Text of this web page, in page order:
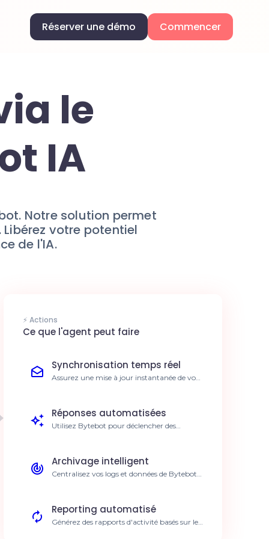
Réserver une démo Commencer
le
IA
Notre solution permet
votre potentiel
de l'IA.
⚡ Actions
Ce que l'agent peut faire
Synchronisation temps réel
Assurez une mise à jour instantanée de vos
Réponses automatisées
Utilisez Bytebot pour déclencher des
client
Archivage intelligent
Centralisez vos logs et données de Bytebot
recherche d'infos
Reporting automatisé
Générez des rapports d'activité basés sur les